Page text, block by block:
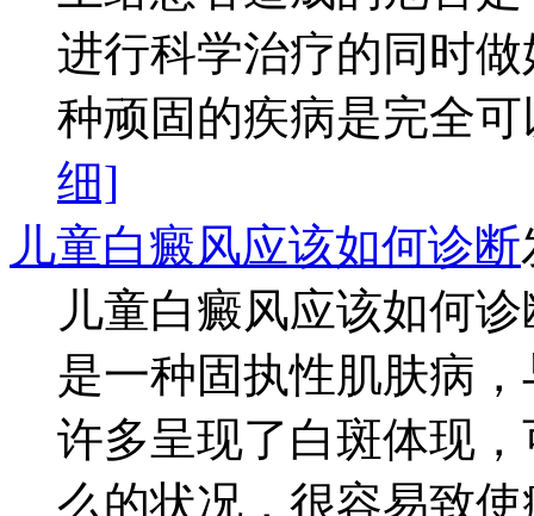
进行科学治疗的同时
种顽固的疾病是完全
细]
儿童白癜风应该如何诊断
儿童白癜风应该如何
是一种固执性肌肤病
许多呈现了白斑体现
么的状况，很容易致